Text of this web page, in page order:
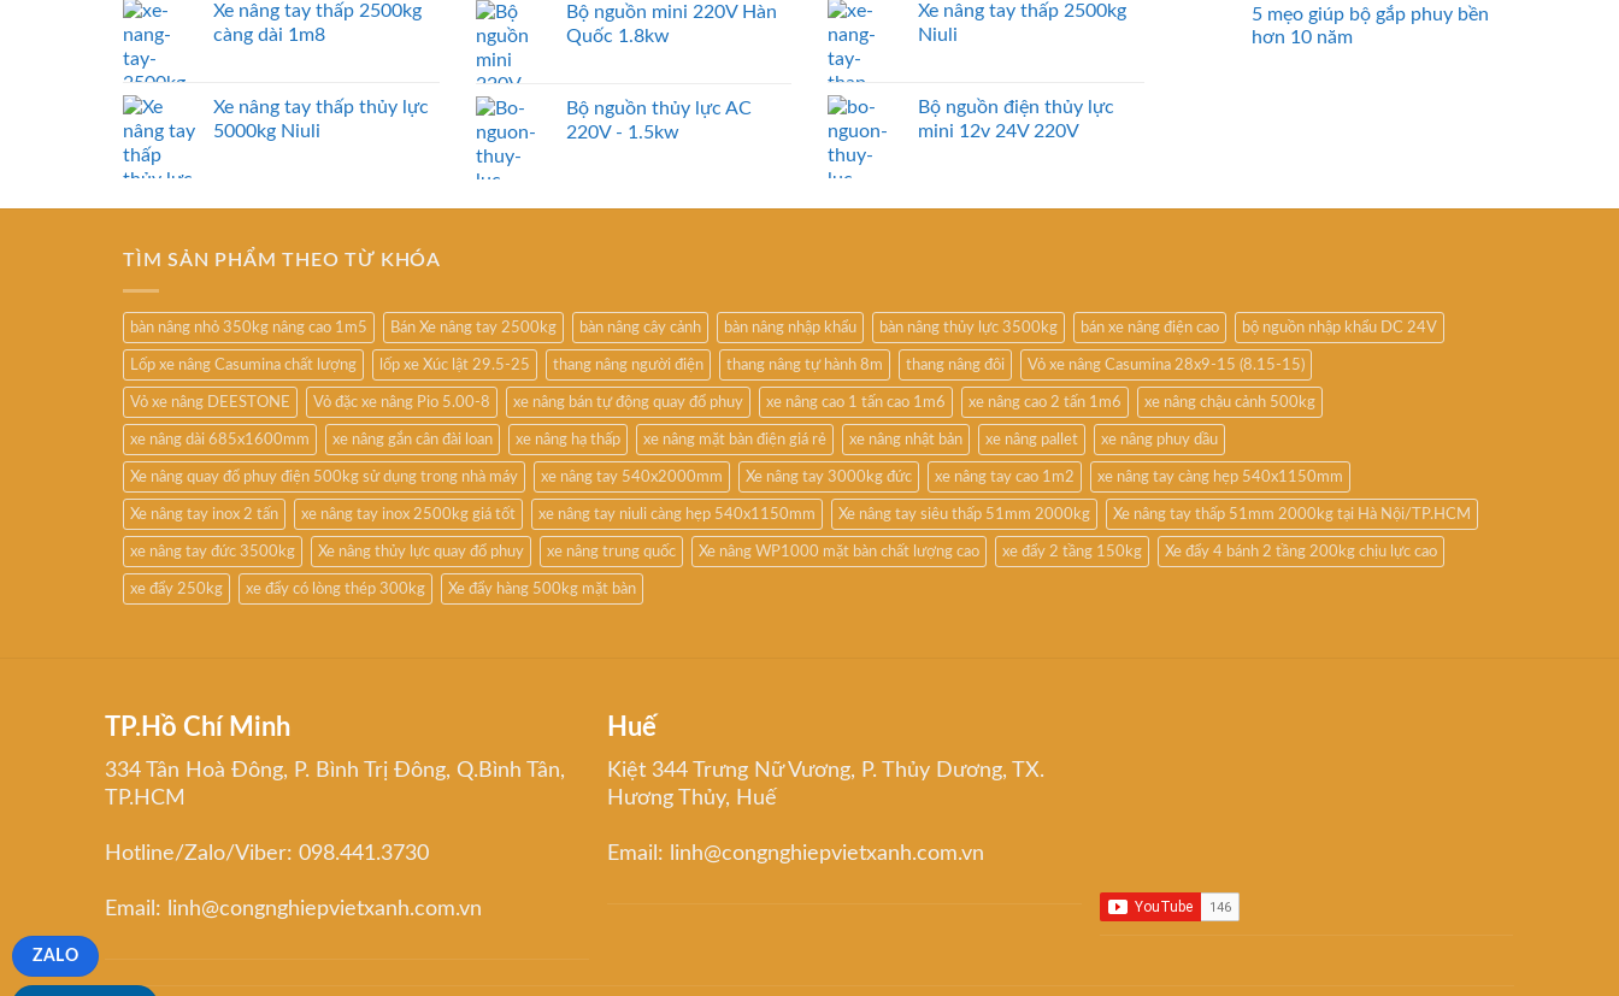
Xe nâng tay thấp 2500kg
càng dài 1m8
Xe nâng tay thấp thủy lực
5000kg Niuli
Bộ nguồn mini 220V Hàn
Quốc 1.8kw
Bộ nguồn thủy lực AC
220V - 1.5kw
Xe nâng tay thấp 2500kg
Niuli
Bộ nguồn điện thủy lực
mini 12v 24V 220V
5 mẹo giúp bộ gắp phuy bền
hơn 10 năm
TÌM SẢN PHẨM THEO TỪ KHÓA
bàn nâng nhỏ 350kg nâng cao 1m5 Bán Xe nâng tay 2500kg bàn nâng cây cảnh bàn nâng nhập khẩu bàn nâng thủy lực 3500kg bán xe nâng điện cao bộ nguồn nhập khẩu DC 24V
Lốp xe nâng Casumina chất lượng lốp xe Xúc lật 29.5-25 thang nâng người điện thang nâng tự hành 8m thang nâng đôi Vỏ xe nâng Casumina 28x9-15 (8.15-15)
Vỏ xe nâng DEESTONE Vỏ đặc xe nâng Pio 5.00-8 xe nâng bán tự động quay đổ phuy xe nâng cao 1 tấn cao 1m6 xe nâng cao 2 tấn 1m6 xe nâng chậu cảnh 500kg
xe nâng dài 685x1600mm xe nâng gắn cân đài loan xe nâng hạ thấp xe nâng mặt bàn điện giá rẻ xe nâng nhật bản xe nâng pallet xe nâng phuy dầu
Xe nâng quay đổ phuy điện 500kg sử dụng trong nhà máy xe nâng tay 540x2000mm Xe nâng tay 3000kg đức xe nâng tay cao 1m2 xe nâng tay càng hẹp 540x1150mm
Xe nâng tay inox 2 tấn xe nâng tay inox 2500kg giá tốt xe nâng tay niuli càng hẹp 540x1150mm Xe nâng tay siêu thấp 51mm 2000kg Xe nâng tay thấp 51mm 2000kg tại Hà Nội/TP.HCM
xe nâng tay đức 3500kg Xe nâng thủy lực quay đổ phuy xe nâng trung quốc Xe nâng WP1000 mặt bàn chất lượng cao xe đẩy 2 tầng 150kg Xe đẩy 4 bánh 2 tầng 200kg chịu lực cao
xe đẩy 250kg xe đẩy có lòng thép 300kg Xe đẩy hàng 500kg mặt bàn
TP.Hồ Chí Minh
334 Tân Hoà Đông, P. Bình Trị Đông, Q.Bình Tân,
TP.HCM
Hotline/Zalo/Viber: 098.441.3730
Email: linh@congnghiepvietxanh.com.vn
Huế
Kiệt 344 Trưng Nữ Vương, P. Thủy Dương, TX.
Hương Thủy, Huế
Email: linh@congnghiepvietxanh.com.vn
ZALO